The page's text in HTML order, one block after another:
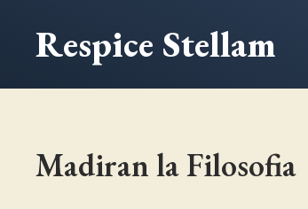
Respice Stellam
Madiran la Filosofia